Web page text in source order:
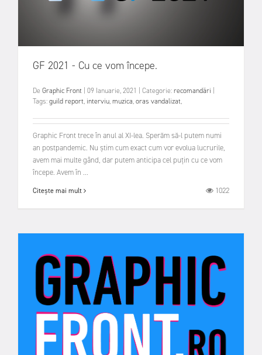
GF 2021 - Cu ce vom începe.
De Graphic Front | 09 Ianuarie, 2021 | Categorie:recomandări |
Tags:guild report, interviu,muzica,oras vandalizat,
Graphic Front trece în anul al XI-lea. Sperăm să-l putem numi
an postpandemic. Nu știm cum exact cum vor evolua lucrurile,
avem mai multe gând, dar putem anticipa cel puțin cu ce vom
începe. Avem în ...
Citește mai mult 1022